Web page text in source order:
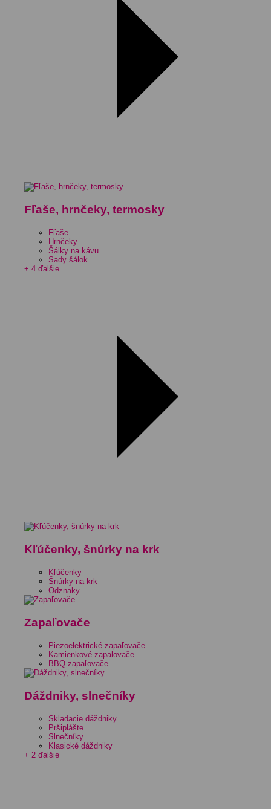
Fľaše, hrnčeky, termosky
Fľaše
Hrnčeky
Šálky na kávu
Sady šálok
+ 4 ďalšie
Kľúčenky, šnúrky na krk
Kľúčenky
Šnúrky na krk
Odznaky
Zapaľovače
Piezoelektrické zapaľovače
Kamienkové zapalovače
BBQ zapaľovače
Dáždniky, slnečníky
Skladacie dáždniky
Pršiplášte
Slnečníky
Klasické dáždniky
+ 2 ďalšie